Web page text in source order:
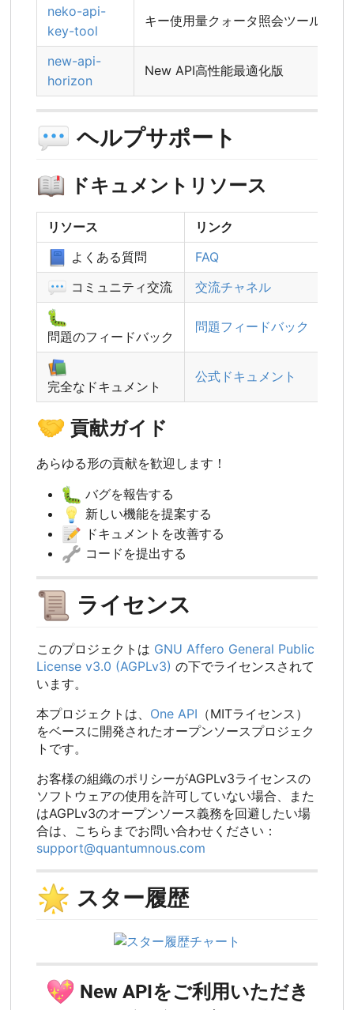
neko-api-
key-tool
キー使用量クォータ照会ツール
new-api-
horizon
New API高性能最適化版
💬 ヘルプサポート
📖 ドキュメントリソース
リソース リンク
📘 よくある質問 FAQ
💬 コミュニティ交流 交流チャネル
🐛
問題のフィードバック
問題フィードバック
📚
完全なドキュメント
公式ドキュメント
🤝 貢献ガイド
あらゆる形の貢献を歓迎します！
🐛 バグを報告する
💡 新しい機能を提案する
📝 ドキュメントを改善する
🔧 コードを提出する
📜 ライセンス
このプロジェクトは GNU Affero General Public
License v3.0 (AGPLv3) の下でライセンスされて
います。
本プロジェクトは、 One API （MITライセンス）
をベースに開発されたオープンソースプロジェク
トです。
お客様の組織のポリシーがAGPLv3ライセンスの
ソフトウェアの使用を許可していない場合、また
はAGPLv3のオープンソース義務を回避したい場
合は、こちらまでお問い合わせください：
support@quantumnous.com
🌟 スター履歴
💖 New APIをご利用いただき